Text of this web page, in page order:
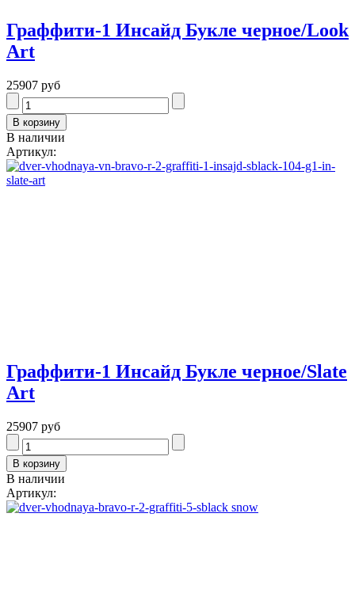
Граффити-1 Инсайд Букле черное/Look
Art
25907 руб
В наличии
Артикул:
Граффити-1 Инсайд Букле черное/Slate
Art
25907 руб
В наличии
Артикул: